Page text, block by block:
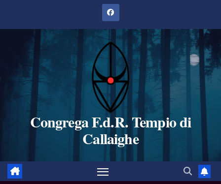
Congrega F.d.R. Tempio di
Callaighe